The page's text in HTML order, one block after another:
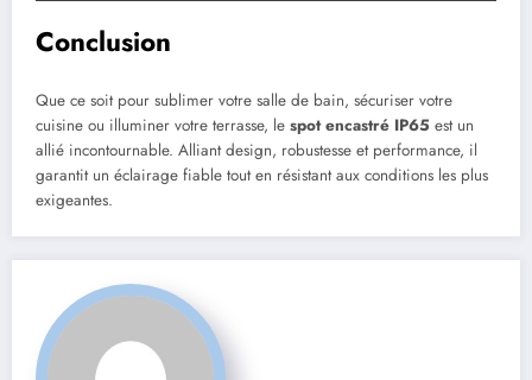
Conclusion
Que ce soit pour sublimer votre salle de bain, sécuriser votre
cuisine ou illuminer votre terrasse, le spot encastré IP65 est un
allié incontournable. Alliant design, robustesse et performance, il
garantit un éclairage fiable tout en résistant aux conditions les plus
exigeantes.